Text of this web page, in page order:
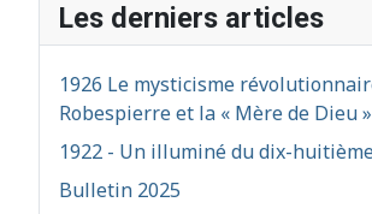
Les derniers articles
1926 Le mysticisme
Robespierre et la « Mère de Dieu »
1922 - Un illuminé du dix-
Bulletin 2025